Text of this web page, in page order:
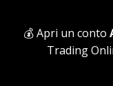
💰 Apri un conto
Trading
Copyright © 2023
Ipponium 8 - 89853